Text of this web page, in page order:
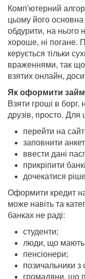
Комп'ютерний
цьому його
обдурити, на нього
хороше, ні погане.
керується тільки
враженнями, так що
взятих онлайн,
Як оформити займ
Взяти гроші в борг,
друзів, просто. Для
перейти на
заповнити
ввести дані
прикріпити
дочекатися
Оформити кредит на
може навіть та
банках не раді:
студенти;
люди, що мають
пенсіонери;
позичальники з
громадяни, що